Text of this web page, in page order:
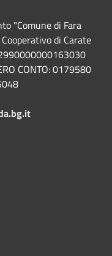
"Comune di Fara
di Carate
CONTO: 0179580